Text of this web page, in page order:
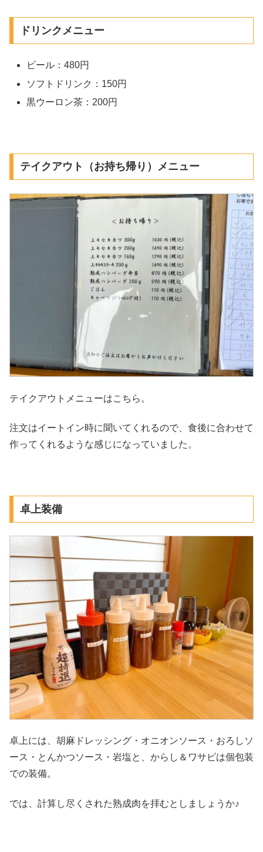
ドリンクメニュー
ビール：480円
ソフトドリンク：150円
黒ウーロン茶：200円
テイクアウト（お持ち帰り）メニュー
テイクアウトメニューはこちら。
注文はイートイン時に聞いてくれるので、食後に合わせて
作ってくれるような感じになっていました。
卓上装備
卓上には、胡麻ドレッシング・オニオンソース・おろしソ
ース・とんかつソース・岩塩と、からし＆ワサビは個包装
での装備。
では、計算し尽くされた熟成肉を拝むとしましょうか♪